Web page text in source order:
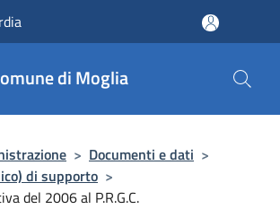
di Moglia
> Documenti e dati >
di supporto >
del 2006 al P.R.G.C.